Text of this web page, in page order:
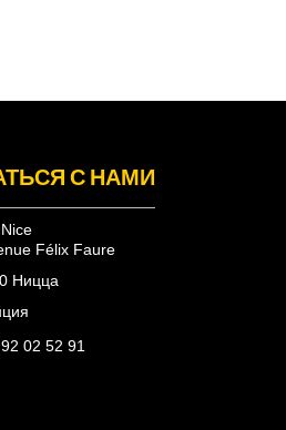
С НАМИ
Félix Faure
Ницца
02 52 91